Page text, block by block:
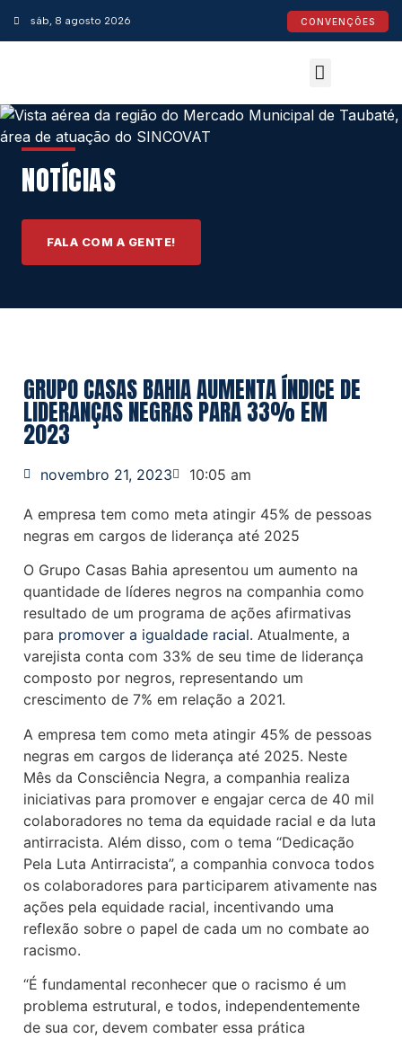
sáb, 8 agosto 2026 CONVENÇÕES
NOTÍCIAS
FALA COM A GENTE!
GRUPO CASAS BAHIA AUMENTA ÍNDICE DE
LIDERANÇAS NEGRAS PARA 33% EM
2023
novembro 21, 2023 10:05 am
A empresa tem como meta atingir 45% de pessoas
negras em cargos de liderança até 2025
O Grupo Casas Bahia apresentou um aumento na
quantidade de líderes negros na companhia como
resultado de um programa de ações afirmativas
para promover a igualdade racial. Atualmente, a
varejista conta com 33% de seu time de liderança
composto por negros, representando um
crescimento de 7% em relação a 2021.
A empresa tem como meta atingir 45% de pessoas
negras em cargos de liderança até 2025. Neste
Mês da Consciência Negra, a companhia realiza
iniciativas para promover e engajar cerca de 40 mil
colaboradores no tema da equidade racial e da luta
antirracista. Além disso, com o tema “Dedicação
Pela Luta Antirracista”, a companhia convoca todos
os colaboradores para participarem ativamente nas
ações pela equidade racial, incentivando uma
reflexão sobre o papel de cada um no combate ao
racismo.
“É fundamental reconhecer que o racismo é um
problema estrutural, e todos, independentemente
de sua cor, devem combater essa prática